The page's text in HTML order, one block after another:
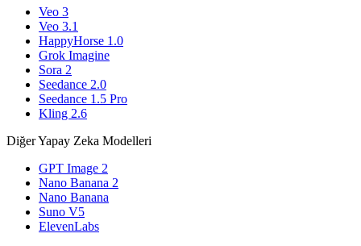
Veo 3
Veo 3.1
HappyHorse 1.0
Grok Imagine
Sora 2
Seedance 2.0
Seedance 1.5 Pro
Kling 2.6
Diğer Yapay Zeka Modelleri
GPT Image 2
Nano Banana 2
Nano Banana
Suno V5
ElevenLabs